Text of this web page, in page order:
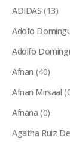
ADIDAS (13)
Adofo
Adolfo
Afnan (40)
Afnan Mirsaal
Afnana (0)
Agatha Ruiz